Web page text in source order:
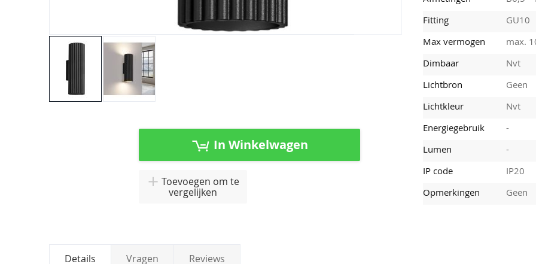
In Winkelwagen
Toevoegen om te
vergelijken
Fitting
GU10
Max vermogen
max.
Dimbaar
Nvt
Lichtbron
Geen
Lichtkleur
Nvt
Energiegebruik
-
Lumen
-
IP code
IP20
Opmerkingen
Geen
Details Vragen Reviews